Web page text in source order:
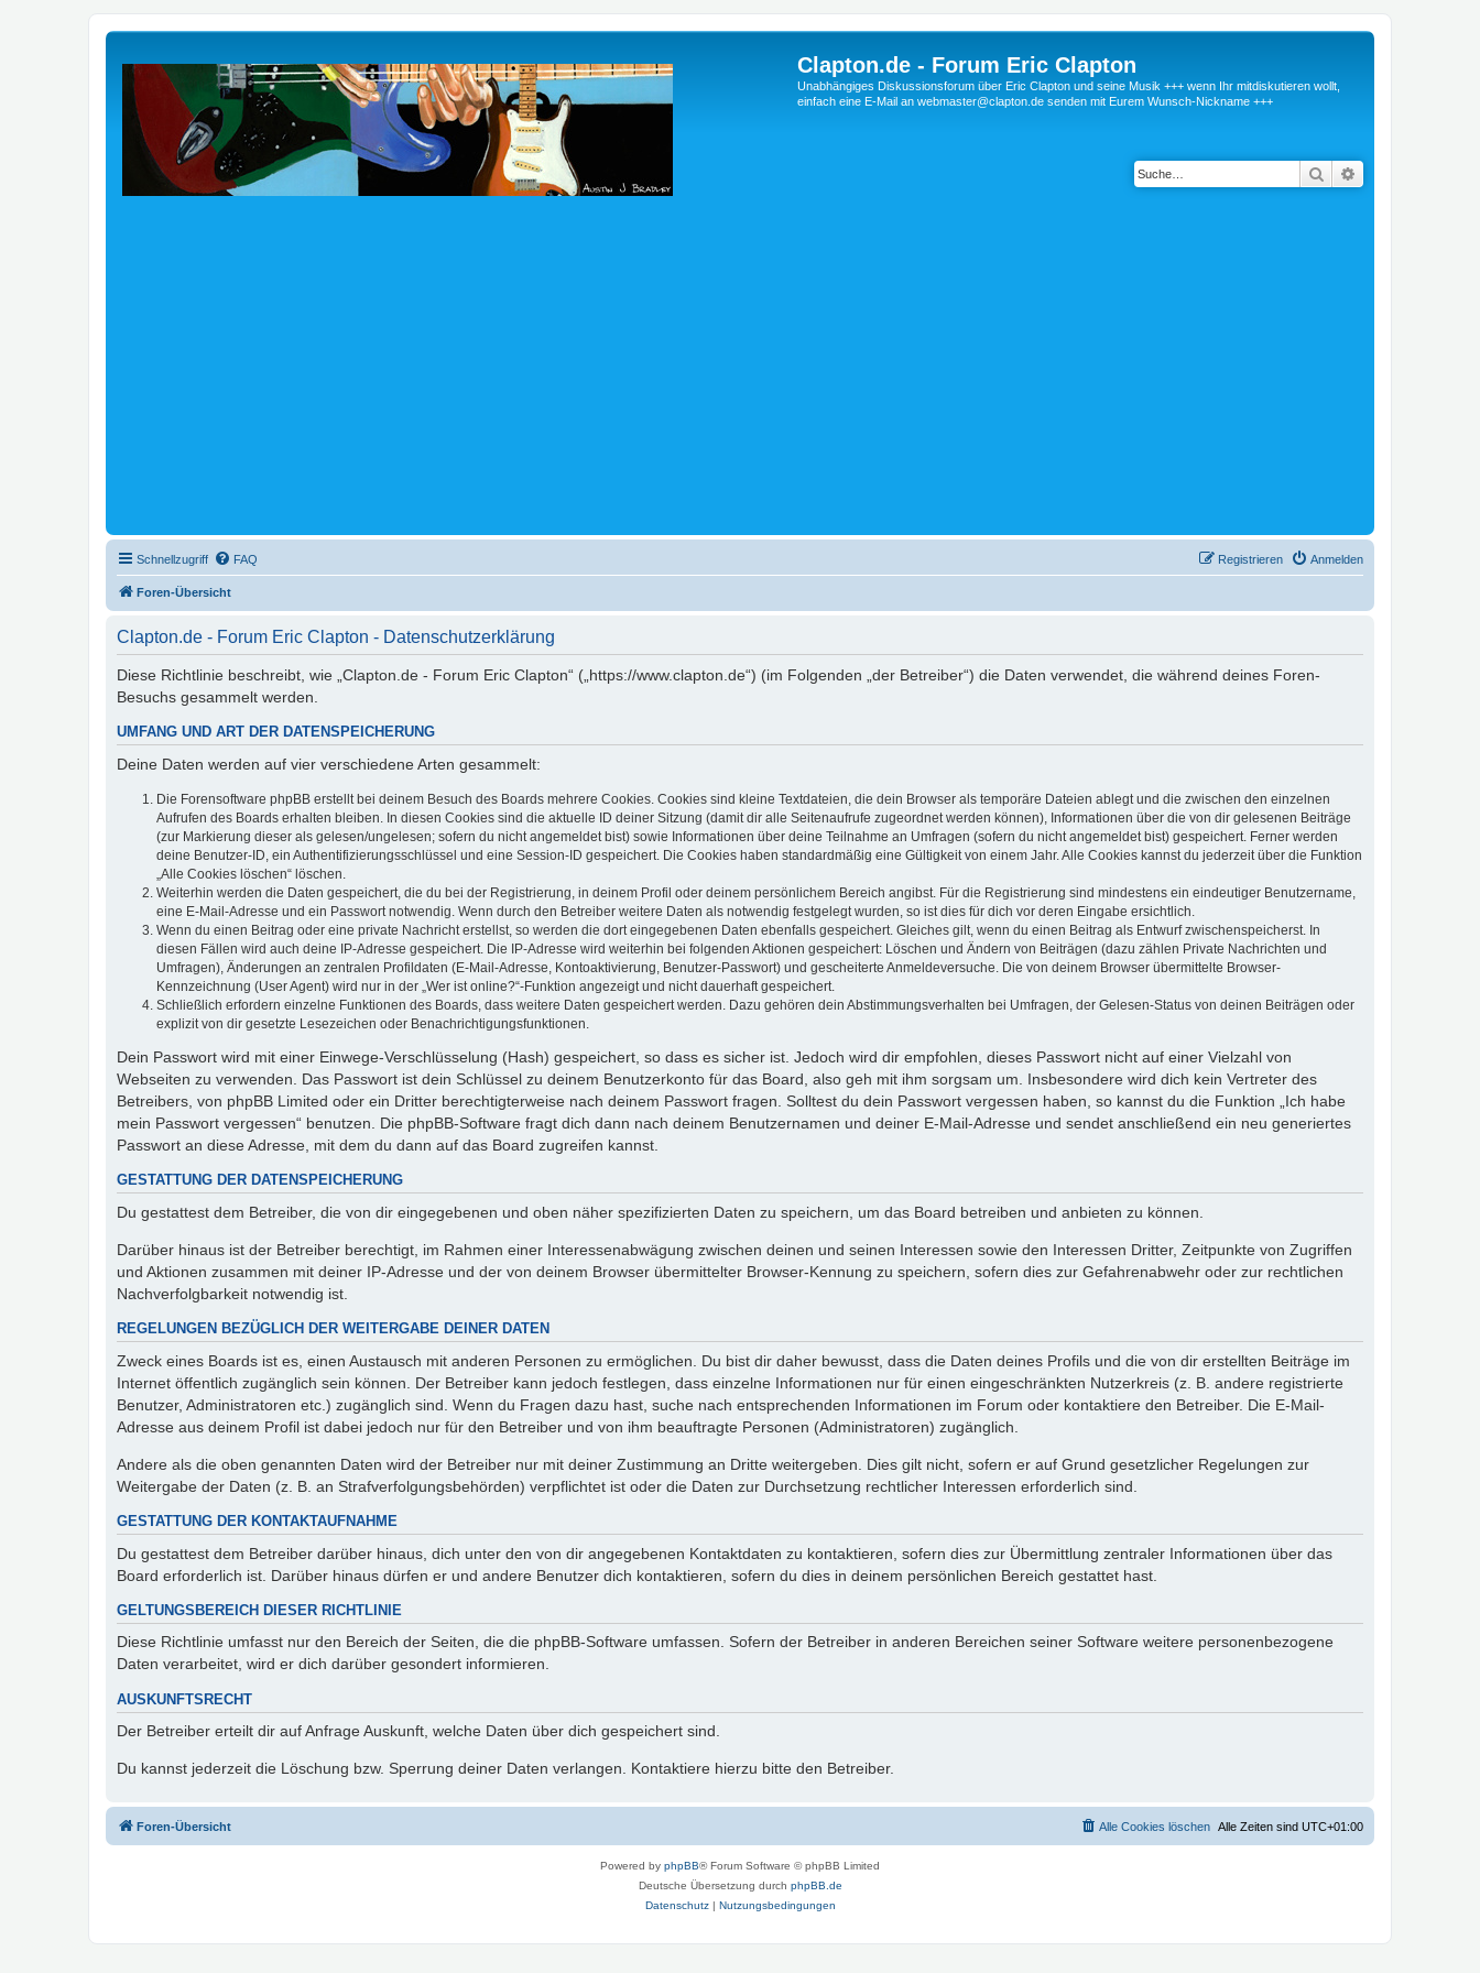
Clapton.de - Forum Eric Clapton
Unabhängiges Diskussionsforum über Eric Clapton und seine Musik +++ wenn Ihr mitdiskutieren wollt,
einfach eine E-Mail an webmaster@clapton.de senden mit Eurem Wunsch-Nickname +++
Suche
Schnellzugriff FAQ Anmelden
Registrieren
Foren-Übersicht
Clapton.de - Forum Eric Clapton - Datenschutzerklärung
Diese Richtlinie beschreibt, wie „Clapton.de - Forum Eric Clapton“ („https://www.clapton.de“) (im Folgenden „der Betreiber“) die Daten verwendet, die während deines Foren-
Besuchs gesammelt werden.
UMFANG UND ART DER DATENSPEICHERUNG
Deine Daten werden auf vier verschiedene Arten gesammelt:
Die Forensoftware phpBB erstellt bei deinem Besuch des Boards mehrere Cookies. Cookies sind kleine Textdateien, die dein Browser als temporäre Dateien ablegt und die zwischen den einzelnen
Aufrufen des Boards erhalten bleiben. In diesen Cookies sind die aktuelle ID deiner Sitzung (damit dir alle Seitenaufrufe zugeordnet werden können), Informationen über die von dir gelesenen Beiträge
(zur Markierung dieser als gelesen/ungelesen; sofern du nicht angemeldet bist) sowie Informationen über deine Teilnahme an Umfragen (sofern du nicht angemeldet bist) gespeichert. Ferner werden
deine Benutzer-ID, ein Authentifizierungsschlüssel und eine Session-ID gespeichert. Die Cookies haben standardmäßig eine Gültigkeit von einem Jahr. Alle Cookies kannst du jederzeit über die Funktion
„Alle Cookies löschen“ löschen.
Weiterhin werden die Daten gespeichert, die du bei der Registrierung, in deinem Profil oder deinem persönlichem Bereich angibst. Für die Registrierung sind mindestens ein eindeutiger Benutzername,
eine E-Mail-Adresse und ein Passwort notwendig. Wenn durch den Betreiber weitere Daten als notwendig festgelegt wurden, so ist dies für dich vor deren Eingabe ersichtlich.
Wenn du einen Beitrag oder eine private Nachricht erstellst, so werden die dort eingegebenen Daten ebenfalls gespeichert. Gleiches gilt, wenn du einen Beitrag als Entwurf zwischenspeicherst. In
diesen Fällen wird auch deine IP-Adresse gespeichert. Die IP-Adresse wird weiterhin bei folgenden Aktionen gespeichert: Löschen und Ändern von Beiträgen (dazu zählen Private Nachrichten und
Umfragen), Änderungen an zentralen Profildaten (E-Mail-Adresse, Kontoaktivierung, Benutzer-Passwort) und gescheiterte Anmeldeversuche. Die von deinem Browser übermittelte Browser-
Kennzeichnung (User Agent) wird nur in der „Wer ist online?“-Funktion angezeigt und nicht dauerhaft gespeichert.
Schließlich erfordern einzelne Funktionen des Boards, dass weitere Daten gespeichert werden. Dazu gehören dein Abstimmungsverhalten bei Umfragen, der Gelesen-Status von deinen Beiträgen oder
explizit von dir gesetzte Lesezeichen oder Benachrichtigungsfunktionen.
Dein Passwort wird mit einer Einwege-Verschlüsselung (Hash) gespeichert, so dass es sicher ist. Jedoch wird dir empfohlen, dieses Passwort nicht auf einer Vielzahl von
Webseiten zu verwenden. Das Passwort ist dein Schlüssel zu deinem Benutzerkonto für das Board, also geh mit ihm sorgsam um. Insbesondere wird dich kein Vertreter des
Betreibers, von phpBB Limited oder ein Dritter berechtigterweise nach deinem Passwort fragen. Solltest du dein Passwort vergessen haben, so kannst du die Funktion „Ich habe
mein Passwort vergessen“ benutzen. Die phpBB-Software fragt dich dann nach deinem Benutzernamen und deiner E-Mail-Adresse und sendet anschließend ein neu generiertes
Passwort an diese Adresse, mit dem du dann auf das Board zugreifen kannst.
GESTATTUNG DER DATENSPEICHERUNG
Du gestattest dem Betreiber, die von dir eingegebenen und oben näher spezifizierten Daten zu speichern, um das Board betreiben und anbieten zu können.
Darüber hinaus ist der Betreiber berechtigt, im Rahmen einer Interessenabwägung zwischen deinen und seinen Interessen sowie den Interessen Dritter, Zeitpunkte von Zugriffen
und Aktionen zusammen mit deiner IP-Adresse und der von deinem Browser übermittelter Browser-Kennung zu speichern, sofern dies zur Gefahrenabwehr oder zur rechtlichen
Nachverfolgbarkeit notwendig ist.
REGELUNGEN BEZÜGLICH DER WEITERGABE DEINER DATEN
Zweck eines Boards ist es, einen Austausch mit anderen Personen zu ermöglichen. Du bist dir daher bewusst, dass die Daten deines Profils und die von dir erstellten Beiträge im
Internet öffentlich zugänglich sein können. Der Betreiber kann jedoch festlegen, dass einzelne Informationen nur für einen eingeschränkten Nutzerkreis (z. B. andere registrierte
Benutzer, Administratoren etc.) zugänglich sind. Wenn du Fragen dazu hast, suche nach entsprechenden Informationen im Forum oder kontaktiere den Betreiber. Die E-Mail-
Adresse aus deinem Profil ist dabei jedoch nur für den Betreiber und von ihm beauftragte Personen (Administratoren) zugänglich.
Andere als die oben genannten Daten wird der Betreiber nur mit deiner Zustimmung an Dritte weitergeben. Dies gilt nicht, sofern er auf Grund gesetzlicher Regelungen zur
Weitergabe der Daten (z. B. an Strafverfolgungsbehörden) verpflichtet ist oder die Daten zur Durchsetzung rechtlicher Interessen erforderlich sind.
GESTATTUNG DER KONTAKTAUFNAHME
Du gestattest dem Betreiber darüber hinaus, dich unter den von dir angegebenen Kontaktdaten zu kontaktieren, sofern dies zur Übermittlung zentraler Informationen über das
Board erforderlich ist. Darüber hinaus dürfen er und andere Benutzer dich kontaktieren, sofern du dies in deinem persönlichen Bereich gestattet hast.
GELTUNGSBEREICH DIESER RICHTLINIE
Diese Richtlinie umfasst nur den Bereich der Seiten, die die phpBB-Software umfassen. Sofern der Betreiber in anderen Bereichen seiner Software weitere personenbezogene
Daten verarbeitet, wird er dich darüber gesondert informieren.
AUSKUNFTSRECHT
Der Betreiber erteilt dir auf Anfrage Auskunft, welche Daten über dich gespeichert sind.
Du kannst jederzeit die Löschung bzw. Sperrung deiner Daten verlangen. Kontaktiere hierzu bitte den Betreiber.
Foren-Übersicht Alle Zeiten sind UTC+01:00
Alle Cookies löschen
Powered by phpBB® Forum Software © phpBB Limited
Deutsche Übersetzung durch phpBB.de
Datenschutz| Nutzungsbedingungen